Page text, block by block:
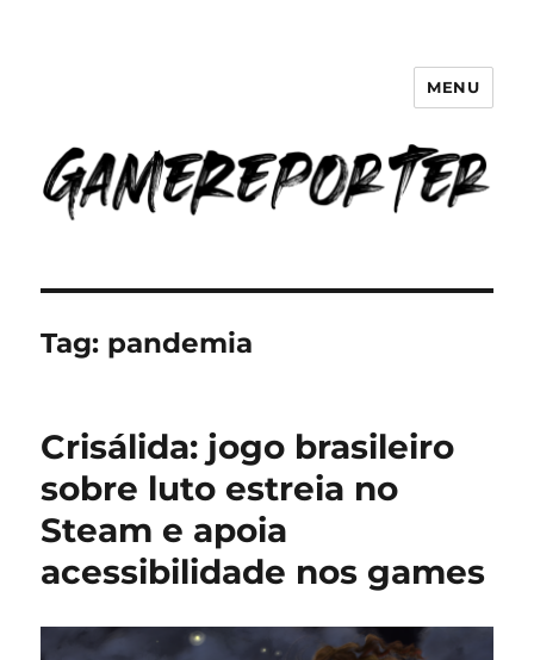
GameReporter | Cultura Gamer
MENU
Tag: pandemia
Crisálida: jogo brasileiro
sobre luto estreia no
Steam e apoia
acessibilidade nos games